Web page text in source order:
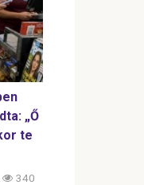
„Ő
te
340